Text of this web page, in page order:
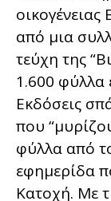
από μια
τεύχη της
1.600 φύλλα
Εκδόσεις
που
φύλλα από
εφημερίδα
Κατοχή. Με